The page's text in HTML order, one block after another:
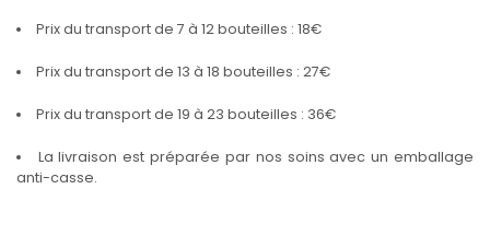
Prix du transport de 7 à 12 bouteilles : 18€
Prix du transport de 13 à 18 bouteilles : 27€
Prix du transport de 19 à 23 bouteilles : 36€
La livraison est préparée par nos soins avec un emballage
anti-casse.